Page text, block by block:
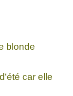
blonde
car elle